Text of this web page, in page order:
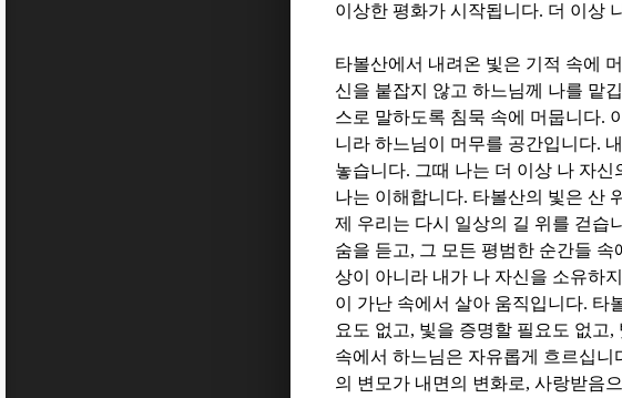
이상한 평화가 시작됩니다. 더 이상
타볼산에서 내려온 빛은 기적 속에
신을 붙잡지 않고 하느님께 나를 맡
스로 말하도록 침묵 속에 머뭅니다.
니라 하느님이 머무를 공간입니다.
놓습니다. 그때 나는 더 이상 나 자
나는 이해합니다. 타볼산의 빛은 산
제 우리는 다시 일상의 길 위를 걷습
숨을 듣고, 그 모든 평범한 순간들
상이 아니라 내가 나 자신을 소유하
이 가난 속에서 살아 움직입니다. 타
요도 없고, 빛을 증명할 필요도 없고,
속에서 하느님은 자유롭게 흐르십니
의 변모가 내면의 변화로, 사랑받음